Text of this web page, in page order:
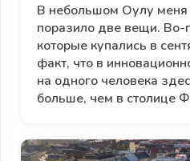
В небольшом Оулу меня
поразило две вещи. Во-
которые купались в
факт, что в
на одного человека
больше, чем в столице